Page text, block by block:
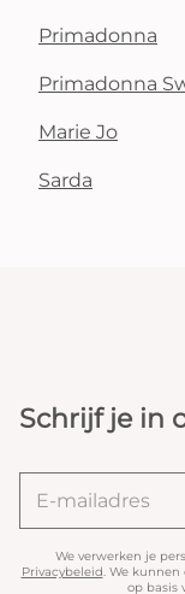
Primadonna
Primadonna
Marie Jo
Sarda
Schrijf je in
We verwerken je
Privacybeleid. We
op basis